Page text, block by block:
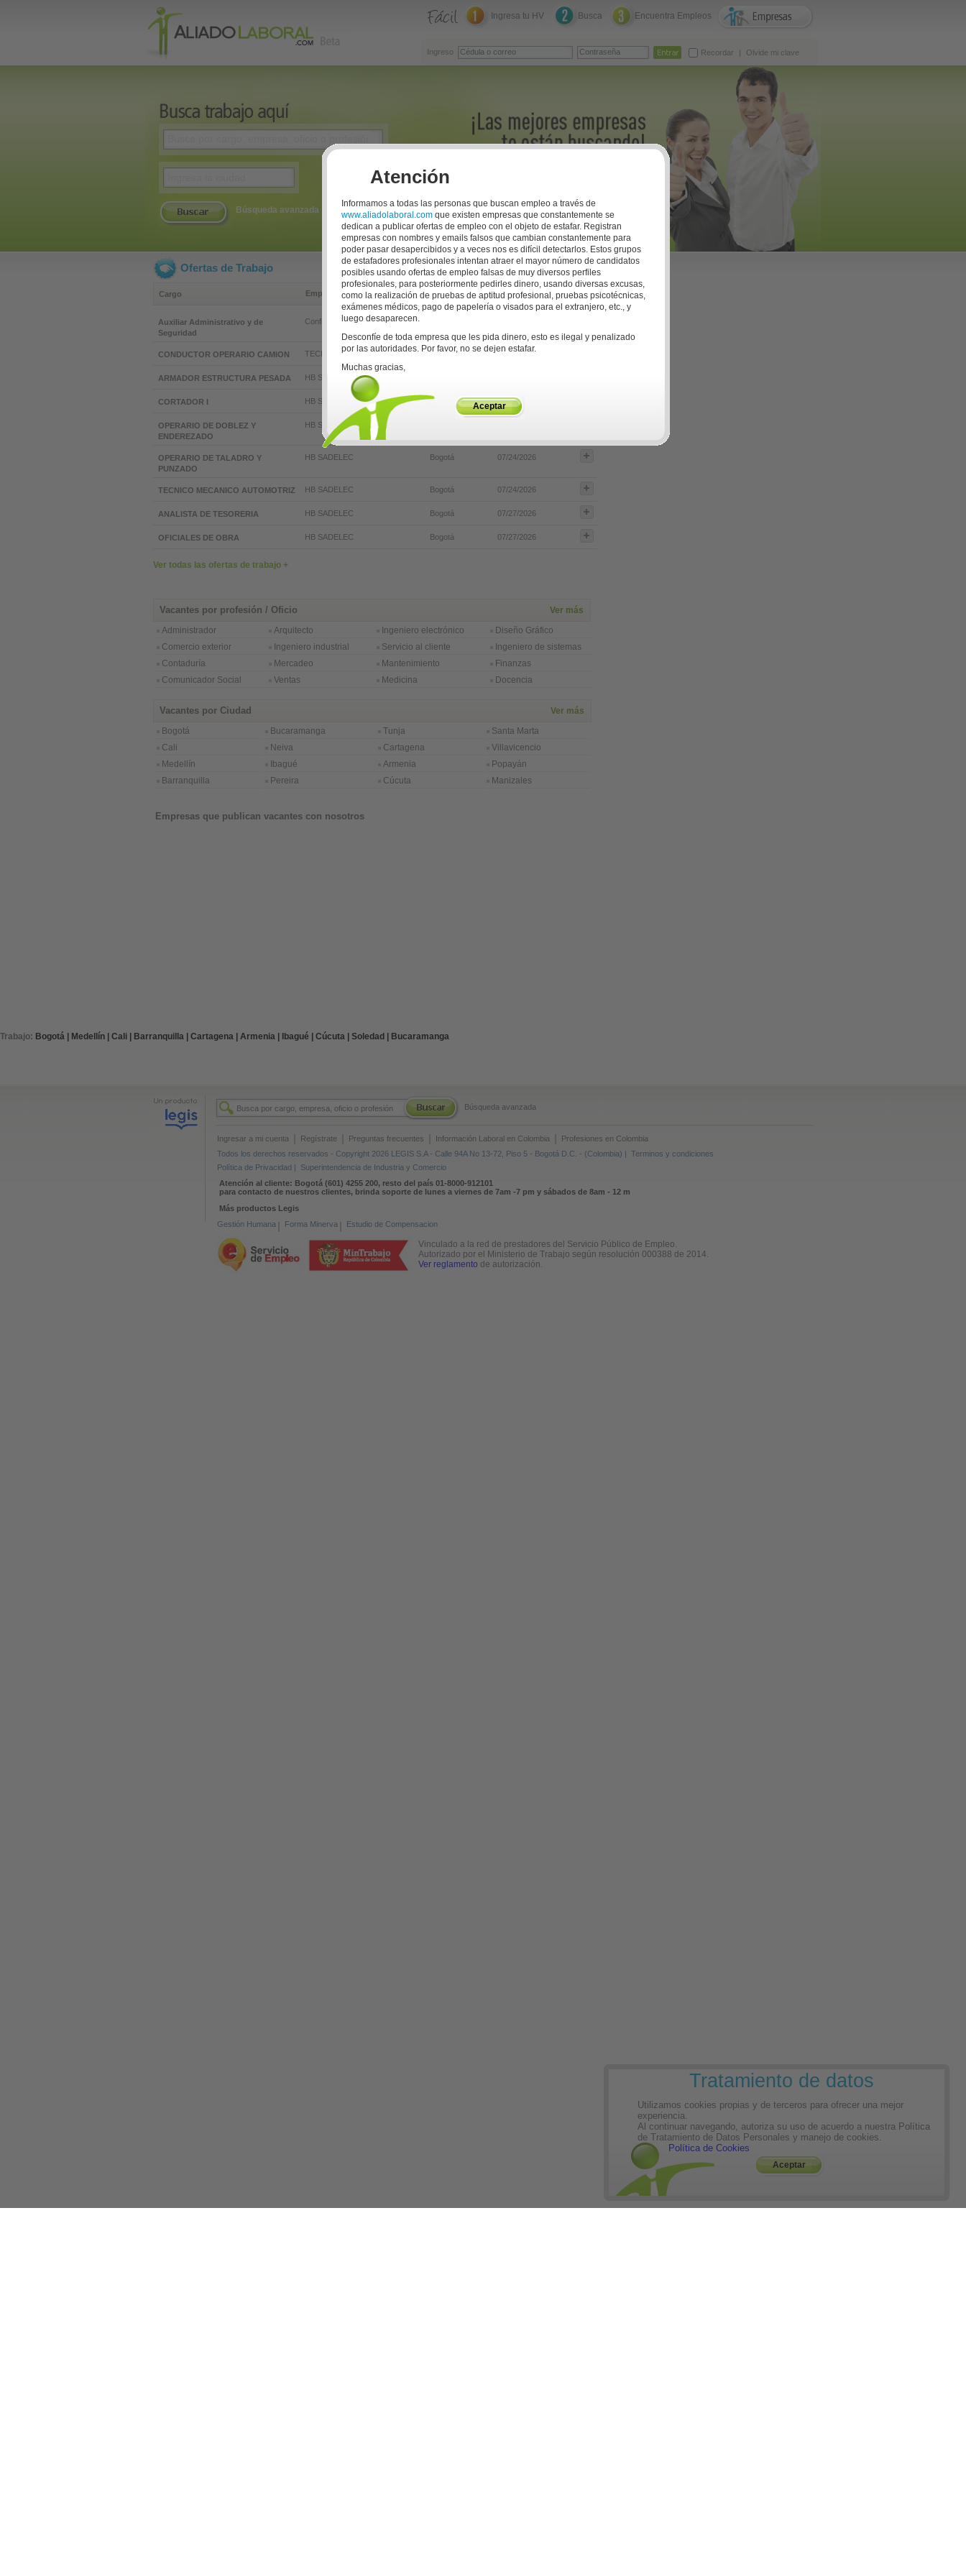
Ingresa tu HV Busca Encuentra Empleos
Ingreso Recordar | Olvide mi clave
Búsqueda avanzada
Ofertas de Trabajo
Cargo Empresa Ciudad
Fecha
publicación
Auxiliar Administrativo y de
Seguridad
Confidencial
CONDUCTOR OPERARIO CAMION TECNIGUIBAR SAS Bogotá 07/14/2026
ARMADOR ESTRUCTURA PESADA HB SADELEC
CORTADOR I HB SADELEC Bogotá 07/24/2026
OPERARIO DE DOBLEZ Y
ENDEREZADO
HB SADELEC
OPERARIO DE TALADRO Y
PUNZADO
HB SADELEC Bogotá 07/24/2026
TECNICO MECANICO AUTOMOTRIZ HB SADELEC Bogotá 07/24/2026
ANALISTA DE TESORERIA HB SADELEC Bogotá 07/27/2026
OFICIALES DE OBRA HB SADELEC Bogotá 07/27/2026
Ver todas las ofertas de trabajo +
Vacantes por profesión / Oficio
Ver más
Administrador
Arquitecto Ingeniero electrónico
Diseño Gráfico
Comercio exterior
Ingeniero industrial Servicio al cliente
Ingeniero de sistemas
Contaduría
Mercadeo Mantenimiento
Finanzas
Comunicador Social
Ventas Medicina Docencia
Vacantes por Ciudad
Ver más
Bogotá
Bucaramanga Tunja
Santa Marta
Cali
Neiva Cartagena
Villavicencio
Medellín
Ibagué Armenia
Popayán
Barranquilla
Pereira Cúcuta Manizales
Empresas que publican vacantes con nosotros
Trabajo: Bogotá | Medellín | Cali | Barranquilla | Cartagena | Armenia | Ibagué | Cúcuta | Soledad | Bucaramanga
Búsqueda avanzada
Ingresar a mi cuenta Regístrate Preguntas frecuentes Información Laboral en Colombia
Profesiones en Colombia
Todos los derechos reservados - Copyright 2026 LEGIS S.A - Calle 94A No 13-72, Piso 5 - Bogotá D.C. - (Colombia) | Terminos y condiciones
Política de Privacidad |
Superintendencia de Industria y Comercio
Atención al cliente: Bogotá (601) 4255 200, resto del país 01-8000-912101
para contacto de nuestros clientes, brinda soporte de lunes a viernes de 7am -7 pm y sábados de 8am - 12 m
Más productos Legis
Gestión Humana
Forma Minerva Estudio de Compensacion
Vinculado a la red de prestadores del Servicio Público de Empleo.
Autorizado por el Ministerio de Trabajo según resolución 000388 de 2014.
Ver reglamento de autorización.
Atención
Informamos a todas las personas que buscan empleo a través de
www.aliadolaboral.com que existen empresas que constantemente se
dedican a publicar ofertas de empleo con el objeto de estafar. Registran
empresas con nombres y emails falsos que cambian constantemente para
poder pasar desapercibidos y a veces nos es difícil detectarlos. Estos grupos
de estafadores profesionales intentan atraer el mayor número de candidatos
posibles usando ofertas de empleo falsas de muy diversos perfiles
profesionales, para posteriormente pedirles dinero, usando diversas excusas,
como la realización de pruebas de aptitud profesional, pruebas psicotécnicas,
exámenes médicos, pago de papelería o visados para el extranjero, etc., y
luego desaparecen.
Desconfíe de toda empresa que les pida dinero, esto es ilegal y penalizado
por las autoridades. Por favor, no se dejen estafar.
Muchas gracias,
Aceptar
Tratamiento de datos
Utilizamos cookies propias y de terceros para ofrecer una mejor
experiencia.
Al continuar navegando, autoriza su uso de acuerdo a nuestra Política
de Tratamiento de Datos Personales y manejo de cookies.
Política de Cookies
Aceptar